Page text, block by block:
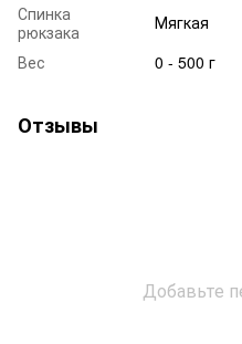
Спинка
рюкзака
Мягкая
Вес
0 - 500 г
Отзывы
Добавьте